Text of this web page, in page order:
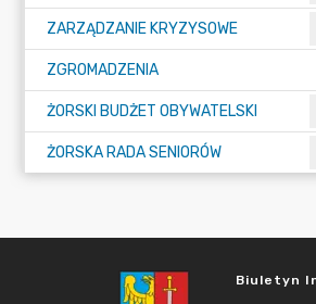
ZARZĄDZANIE KRYZYSOWE
ZGROMADZENIA
ŻORSKI BUDŻET OBYWATELSKI
ŻORSKA RADA SENIORÓW
Biuletyn